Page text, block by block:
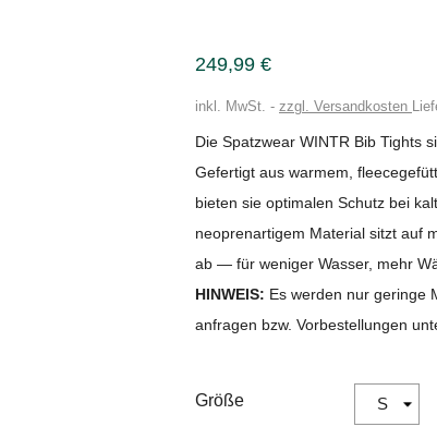
249,99 €
inkl. MwSt. zzgl. Versandkosten
Die Spatzwear WINTR Bib Tights
Gefertigt aus warmem,
bieten sie optimalen Schutz bei
neoprenartigem Material sitzt auf
ab — für weniger Wasser, mehr
HINWEIS: Es werden nur geringe
anfragen bzw. Vorbestellungen
Größe